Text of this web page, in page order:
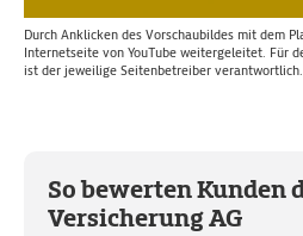
Durch Anklicken des Vorschaubildes mit dem
Internetseite von YouTube weitergeleitet. Für
ist der jeweilige Seitenbetreiber verantwortlich.
So bewerten Kunden
Versicherung AG